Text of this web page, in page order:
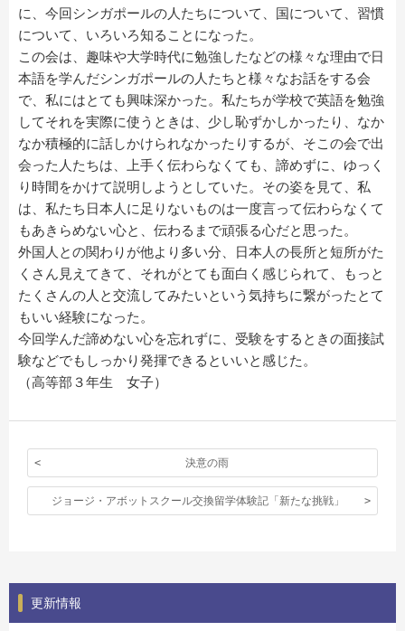
に、今回シンガポールの人たちについて、国について、習慣
について、いろいろ知ることになった。
この会は、趣味や大学時代に勉強したなどの様々な理由で日
本語を学んだシンガポールの人たちと様々なお話をする会
で、私にはとても興味深かった。私たちが学校で英語を勉強
してそれを実際に使うときは、少し恥ずかしかったり、なか
なか積極的に話しかけられなかったりするが、そこの会で出
会った人たちは、上手く伝わらなくても、諦めずに、ゆっく
り時間をかけて説明しようとしていた。その姿を見て、私
は、私たち日本人に足りないものは一度言って伝わらなくて
もあきらめない心と、伝わるまで頑張る心だと思った。
外国人との関わりが他より多い分、日本人の長所と短所がた
くさん見えてきて、それがとても面白く感じられて、もっと
たくさんの人と交流してみたいという気持ちに繋がったとて
もいい経験になった。
今回学んだ諦めない心を忘れずに、受験をするときの面接試
験などでもしっかり発揮できるといいと感じた。
（高等部３年生 女子）
決意の雨
ジョージ・アボットスクール交換留学体験記「新たな挑戦」
更新情報